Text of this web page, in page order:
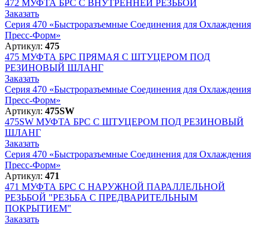
472 МУФТА БРС С ВНУТРЕННЕЙ РЕЗЬБОЙ
Заказать
Серия 470 «Быстроразъемные Соединения для Охлаждения
Пресс-Форм»
Артикул: 475
475 МУФТА БРС ПРЯМАЯ С ШТУЦЕРОМ ПОД
РЕЗИНОВЫЙ ШЛАНГ
Заказать
Серия 470 «Быстроразъемные Соединения для Охлаждения
Пресс-Форм»
Артикул: 475SW
475SW МУФТА БРС С ШТУЦЕРОМ ПОД РЕЗИНОВЫЙ
ШЛАНГ
Заказать
Серия 470 «Быстроразъемные Соединения для Охлаждения
Пресс-Форм»
Артикул: 471
471 МУФТА БРС С НАРУЖНОЙ ПАРАЛЛЕЛЬНОЙ
РЕЗЬБОЙ "РЕЗЬБА С ПРЕДВАРИТЕЛЬНЫМ
ПОКРЫТИЕМ"
Заказать